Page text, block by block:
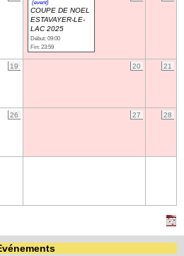
Navigation
de session
passe
(event)
COUPE DE NOEL
ESTAVAYER-LE-
LAC 2025
Début: 09:00
Fin: 23:59
19 20 21
26 27 28